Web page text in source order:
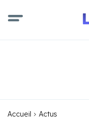
Accueil Actus